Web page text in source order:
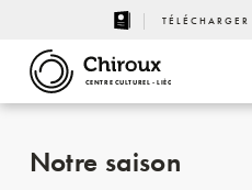
CENTRE CULTUREL - LIÈGE
Notre saison